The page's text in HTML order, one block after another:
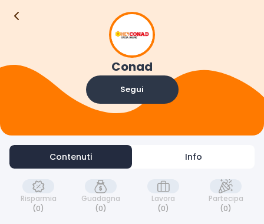
Conad
Segui
Contenuti Info
Risparmia
(0)
Guadagna
(0)
Lavora
(0)
Partecipa
(0)